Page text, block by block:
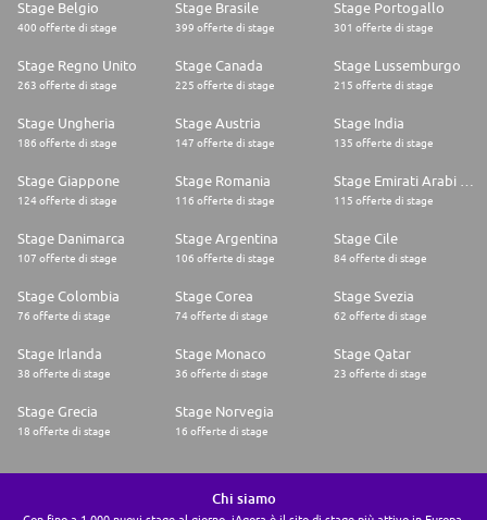
Stage Belgio
400 offerte di stage
Stage Brasile
399 offerte di stage
Stage Portogallo
301 offerte di stage
Stage Regno Unito
263 offerte di stage
Stage Canada
225 offerte di stage
Stage Lussemburgo
215 offerte di stage
Stage Ungheria
186 offerte di stage
Stage Austria
147 offerte di stage
Stage India
135 offerte di stage
Stage Giappone
124 offerte di stage
Stage Romania
116 offerte di stage 115 offerte di stage
Stage Danimarca
107 offerte di stage
Stage Argentina
106 offerte di stage
Stage Cile
84 offerte di stage
Stage Colombia
76 offerte di stage
Stage Corea
74 offerte di stage
Stage Svezia
62 offerte di stage
Stage Irlanda
38 offerte di stage
Stage Monaco
36 offerte di stage
Stage Qatar
23 offerte di stage
Stage Grecia
18 offerte di stage
Stage Norvegia
16 offerte di stage
Chi siamo